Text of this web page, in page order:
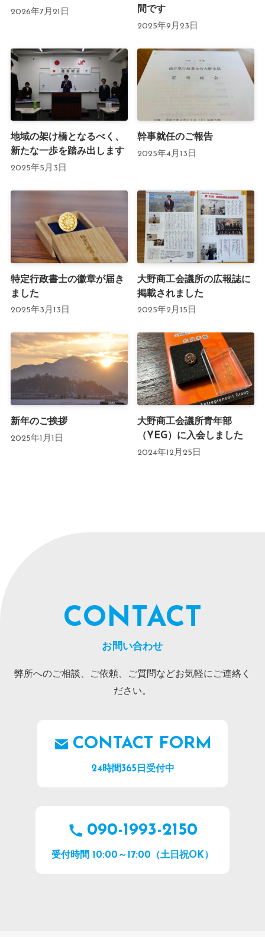
2026年7月21日
間です
2025年9月23日
地域の架け橋となるべく、
新たな一歩を踏み出します
2025年5月3日
幹事就任のご報告
2025年4月13日
特定行政書士の徽章が届き
ました
2025年3月13日
大野商工会議所の広報誌に
掲載されました
2025年2月15日
新年のご挨拶
2025年1月1日
大野商工会議所青年部
（YEG）に入会しました
2024年12月25日
CONTACT
お問い合わせ
弊所へのご相談、ご依頼、ご質問などお気軽にご連絡く
ださい。
CONTACT FORM
24時間365日受付中
090-1993-2150
受付時間 10:00～17:00（土日祝OK）